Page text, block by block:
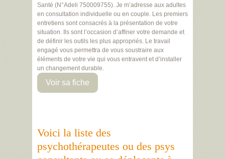
Santé (N°Adeli 750009755). Je m’adresse aux adultes
en consultation individuelle ou en couple. Les premiers
entretiens sont consacrés à la présentation de votre
situation. Ils sont l’occasion d’affiner votre demande et
de définir les outils les plus appropriés. Le travail
engagé vous permettra de vous soustraire aux
éléments de votre vie qui vous entravent et d’installer
un changement durable.
Voir sa fiche
Voici la liste des
psychothérapeutes ou des psys